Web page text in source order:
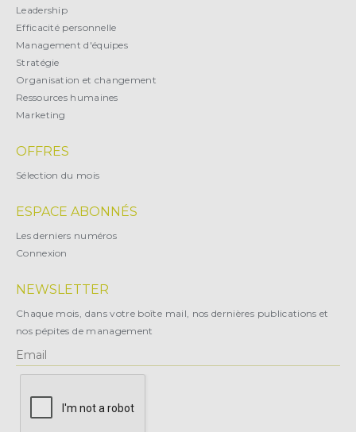
Leadership
Efficacité personnelle
Management d'équipes
Stratégie
Organisation et changement
Ressources humaines
Marketing
OFFRES
Sélection du mois
ESPACE ABONNÉS
Les derniers numéros
Connexion
NEWSLETTER
Chaque mois, dans votre boîte mail, nos dernières publications et
nos pépites de management